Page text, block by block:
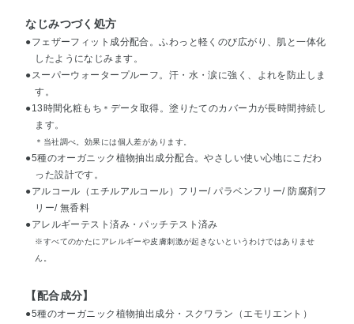
なじみつづく処方
●フェザーフィット成分配合。ふわっと軽くのび広がり、肌と一体化
したようになじみます。
●スーパーウォータープルーフ。汗・水・涙に強く、よれを防止しま
す。
●13時間化粧もち ＊ データ取得。塗りたてのカバー力が長時間持続し
ます。
＊当社調べ。効果には個人差があります。
●5種のオーガニック植物抽出成分配合。やさしい使い心地にこだわ
った設計です。
●アルコール（エチルアルコール）フリー/ パラベンフリー/ 防腐剤フ
リー/ 無香料
●アレルギーテスト済み・パッチテスト済み
※すべてのかたにアレルギーや皮膚刺激が起きないというわけではありませ
ん。
【配合成分】
●5種のオーガニック植物抽出成分・スクワラン（エモリエント）